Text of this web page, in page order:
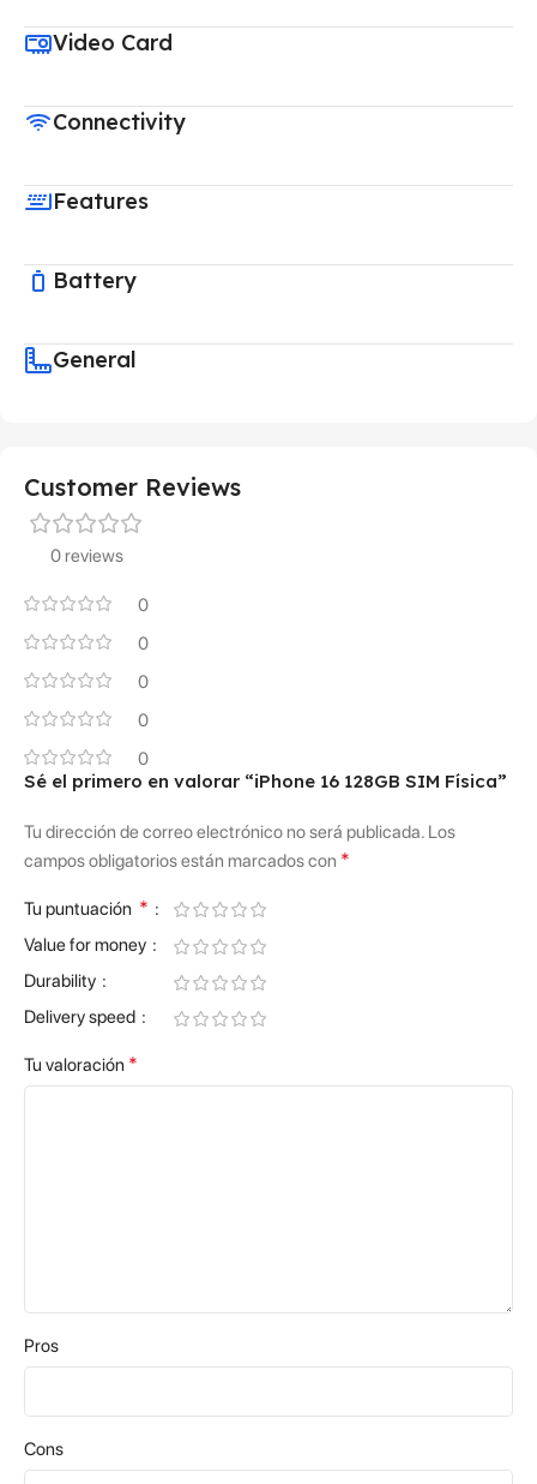
Video Card
Connectivity
Features
Battery
General
Customer Reviews
0 reviews
0
0
0
0
0
Sé el primero en valorar “iPhone 16 128GB SIM Física”
Tu dirección de correo electrónico no será publicada. Los
campos obligatorios están marcados con *
Tu puntuación *
Value for money
Durability
Delivery speed
Tu valoración *
Pros
Cons